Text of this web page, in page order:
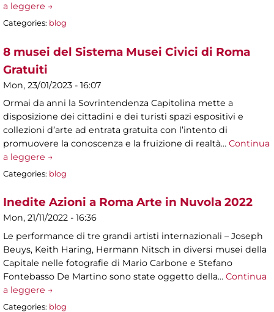
a leggere →
Categories: blog
8 musei del Sistema Musei Civici di Roma
Gratuiti
Mon, 23/01/2023 - 16:07
Ormai da anni la Sovrintendenza Capitolina mette a
disposizione dei cittadini e dei turisti spazi espositivi e
collezioni d’arte ad entrata gratuita con l’intento di
promuovere la conoscenza e la fruizione di realtà… Continua
a leggere →
Categories: blog
Inedite Azioni a Roma Arte in Nuvola 2022
Mon, 21/11/2022 - 16:36
Le performance di tre grandi artisti internazionali – Joseph
Beuys, Keith Haring, Hermann Nitsch in diversi musei della
Capitale nelle fotografie di Mario Carbone e Stefano
Fontebasso De Martino sono state oggetto della… Continua
a leggere →
Categories: blog